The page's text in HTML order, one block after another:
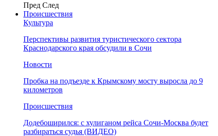
Пред След
Происшествия
Культура
Перспективы развития туристического сектора
Краснодарского края обсудили в Сочи
Новости
Пробка на подъезде к Крымскому мосту выросла до 9
километров
Происшествия
Додебоширился: с хулиганом рейса Сочи-Москва будет
разбираться судья (ВИДЕО)